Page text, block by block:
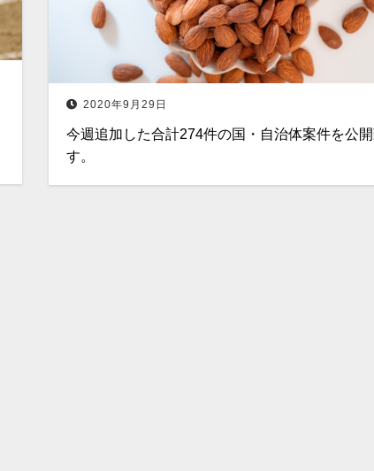
2020年9月29日
今週追加した合計274件の国・自治体案件を公
す。